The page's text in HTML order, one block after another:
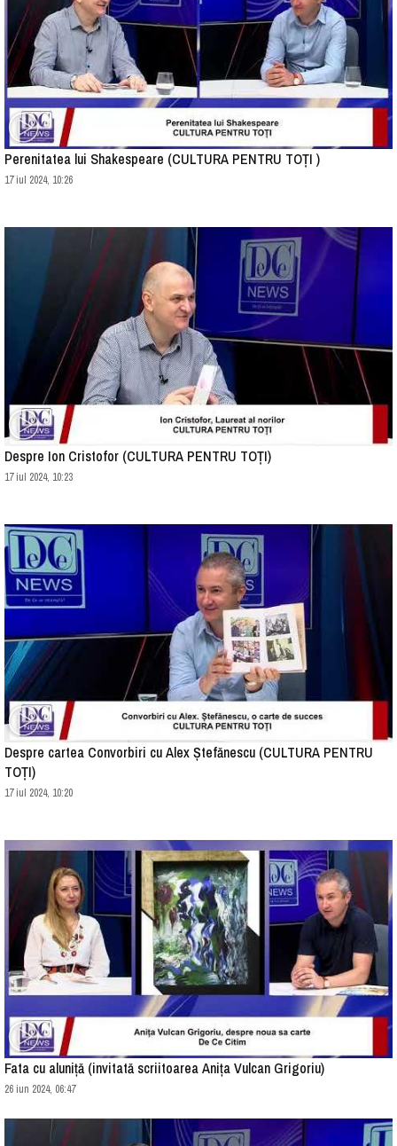
Perenitatea lui Shakespeare (CULTURA PENTRU TOȚI )
17 iul 2024, 10:26
Despre Ion Cristofor (CULTURA PENTRU TOȚI)
17 iul 2024, 10:23
Despre cartea Convorbiri cu Alex Ștefănescu (CULTURA PENTRU
TOȚI)
17 iul 2024, 10:20
Fata cu aluniță (invitată scriitoarea Anița Vulcan Grigoriu)
26 iun 2024, 06:47